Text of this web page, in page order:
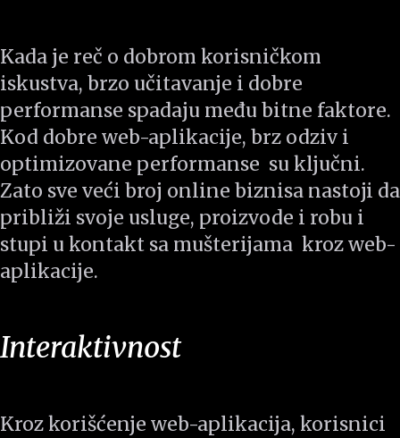
Kada je reč o dobrom korisničkom
iskustva, brzo učitavanje i dobre
performanse spadaju među bitne faktore.
Kod dobre web-aplikacije, brz odziv i
optimizovane performanse su ključni.
Zato sve veći broj online biznisa nastoji da
približi svoje usluge, proizvode i robu i
stupi u kontakt sa mušterijama kroz web-
aplikacije.
Interaktivnost
Kroz korišćenje web-aplikacija, korisnici